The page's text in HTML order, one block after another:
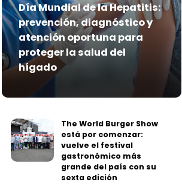
Día Mundial de la Hepatitis:
prevención, diagnóstico y
atención oportuna para
proteger la salud del
hígado
The World Burger Show
está por comenzar:
vuelve el festival
gastronómico más
grande del país con su
sexta edición